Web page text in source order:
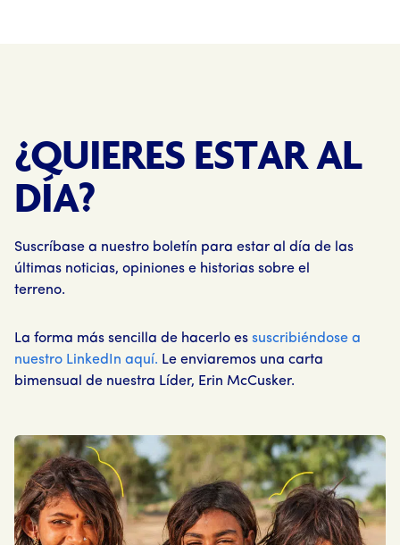
¿QUIERES ESTAR AL
DÍA?
Suscríbase a nuestro boletín para estar al día de las
últimas noticias, opiniones e historias sobre el
terreno.
La forma más sencilla de hacerlo es suscribiéndose a
nuestro LinkedIn aquí. Le enviaremos una carta
bimensual de nuestra Líder, Erin McCusker.